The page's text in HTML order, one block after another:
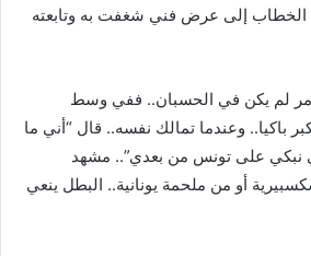
إلى عرض فني شغفت به وتابعته
لم يكن في الحسبان.. ففي وسط
باكيا.. وعندما تمالك نفسه.. قال “أني ما
نبكي على تونس من بعدي”.. مشهد
أو من ملحمة يونانية.. البطل ينعي